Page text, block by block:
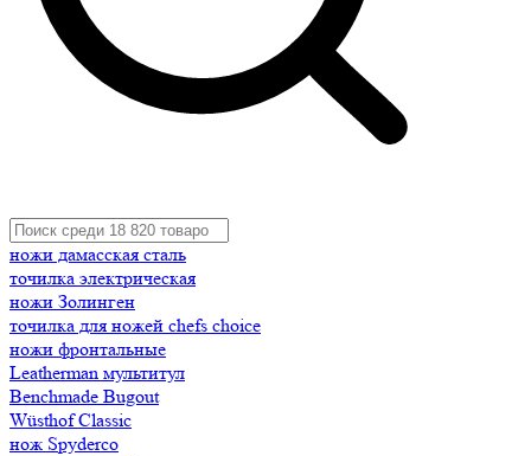
ножи дамасская сталь
точилка электрическая
ножи Золинген
точилка для ножей chefs choice
ножи фронтальные
Leatherman мультитул
Benchmade Bugout
Wüsthof Classic
нож Spyderco